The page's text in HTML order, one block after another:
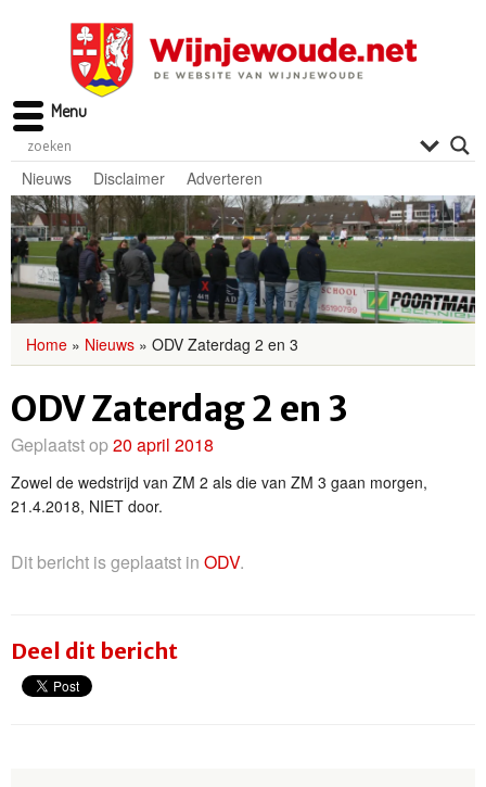
Nieuws Disclaimer Adverteren
Home » Nieuws » ODV Zaterdag 2 en 3
ODV Zaterdag 2 en 3
Geplaatst op20 april 2018
Zowel de wedstrijd van ZM 2 als die van ZM 3 gaan morgen,
21.4.2018, NIET door.
Dit bericht is geplaatst in ODV.
Deel dit bericht
Menu